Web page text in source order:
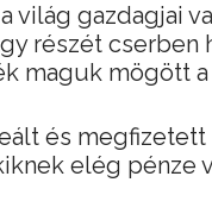
világ gazdagjai
részét cserben
maguk mögött a
és megfizetett
elég pénze